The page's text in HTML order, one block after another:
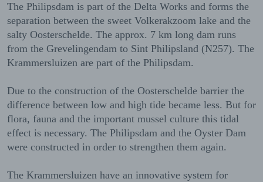
The Philipsdam is part of the Delta Works and forms the
separation between the sweet Volkerakzoom lake and the
salty Oosterschelde. The approx. 7 km long dam runs
from the Grevelingendam to Sint Philipsland (N257). The
Krammersluizen are part of the Philipsdam.
Due to the construction of the Oosterschelde barrier the
difference between low and high tide became less. But for
flora, fauna and the important mussel culture this tidal
effect is necessary. The Philipsdam and the Oyster Dam
were constructed in order to strengthen them again.
The Krammersluizen have an innovative system for